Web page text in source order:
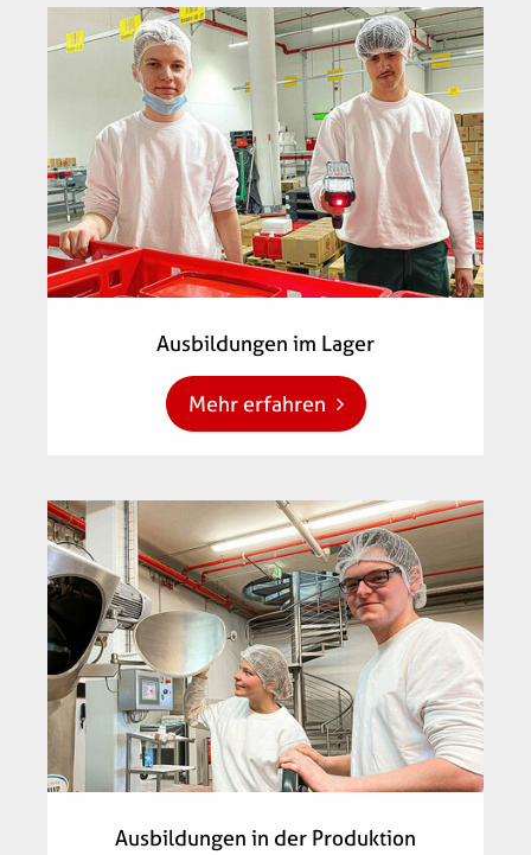
Ausbildungen im Lager
Mehr erfahren
Ausbildungen in der Produktion